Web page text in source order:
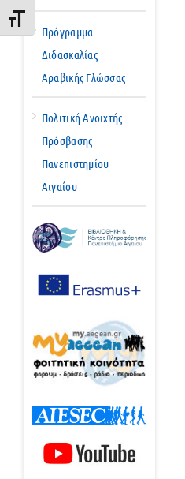
Εναλλαγή Μεγέθους Γραμμάτων
Πρόγραμμα
Διδασκαλίας
Αραβικής Γλώσσας
Πολιτική Ανοιχτής
Πρόσβασης
Πανεπιστημίου
Αιγαίου